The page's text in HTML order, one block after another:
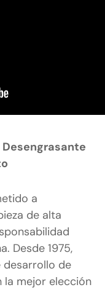
Desengrasante
a
de alta
Desde 1975,
desarrollo de
la mejor elección